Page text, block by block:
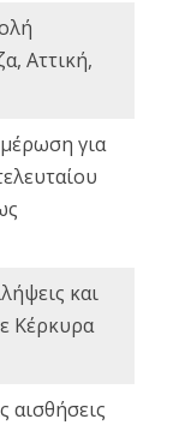
Αττική,
για
και
Κέρκυρα
αισθήσεις